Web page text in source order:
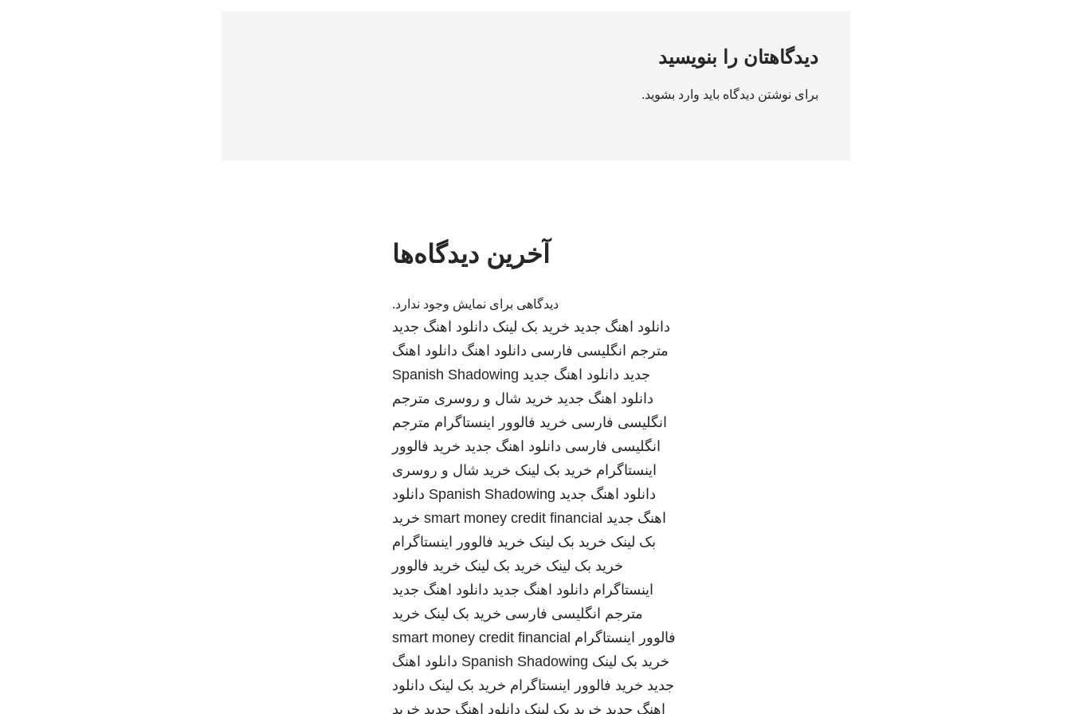
دیدگاهتان را بنویسید
برای نوشتن دیدگاه باید وارد بشوید.
آخرین دیدگاه‌ها
دیدگاهی برای نمایش وجود ندارد.
دانلود اهنگ جدید خرید بک لینک دانلود اهنگ جدید
مترجم انگلیسی فارسی دانلود اهنگ دانلود اهنگ
جدید دانلود اهنگ جدید Spanish Shadowing
دانلود اهنگ جدید خرید شال و روسری مترجم
انگلیسی فارسی خرید فالوور اینستاگرام مترجم
انگلیسی فارسی دانلود اهنگ جدید خرید فالوور
اینستاگرام خرید بک لینک خرید شال و روسری
دانلود اهنگ جدید Spanish Shadowing دانلود
اهنگ جدید smart money credit financial خرید
بک لینک خرید بک لینک خرید فالوور اینستاگرام
خرید بک لینک خرید بک لینک خرید فالوور
اینستاگرام دانلود اهنگ جدید دانلود اهنگ جدید
مترجم انگلیسی فارسی خرید بک لینک خرید
فالوور اینستاگرام smart money credit financial
خرید بک لینک Spanish Shadowing دانلود اهنگ
جدید خرید فالوور اینستاگرام خرید بک لینک دانلود
اهنگ جدید خرید بک لینک دانلود اهنگ جدید خرید